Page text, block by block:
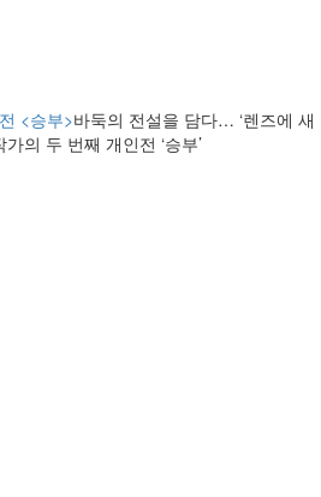
<승부>바둑의 전설을 담다… ‘렌즈에 새
의 두 번째 개인전 ‘승부’